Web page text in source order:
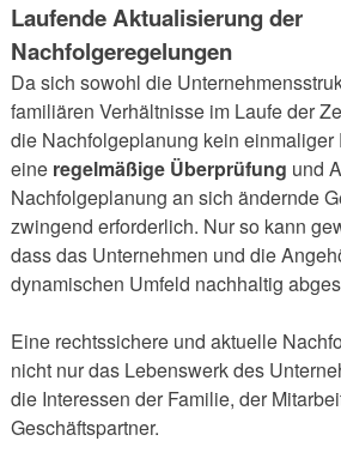
Laufende Aktualisierung der
Nachfolgeregelungen
Da sich sowohl die
familiären Verhältnisse im Laufe der
die Nachfolgeplanung kein einmaliger
eine regelmäßige Überprüfung und
Nachfolgeplanung an sich ändernde
zwingend erforderlich. Nur so kann
dass das Unternehmen und die
dynamischen Umfeld nachhaltig
Eine rechtssichere und aktuelle
nicht nur das Lebenswerk des
die Interessen der Familie, der
Geschäftspartner.